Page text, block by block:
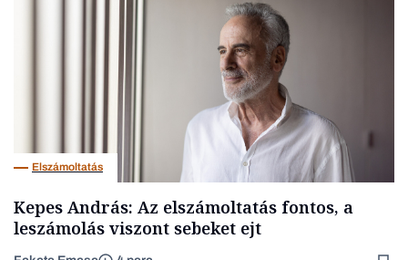
Elszámoltatás
Kepes András: Az elszámoltatás fontos, a
leszámolás viszont sebeket ejt